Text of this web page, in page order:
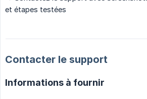
et étapes testées
Contacter le support
Informations à fournir